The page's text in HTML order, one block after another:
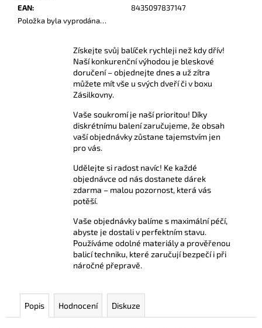
EAN:
8435097837147
Položka byla vyprodána…
Získejte svůj balíček rychleji než kdy dřív!
Naší konkurenční výhodou je bleskové
doručení – objednejte dnes a už zítra
můžete mít vše u svých dveří či v boxu
Zásilkovny.
Vaše soukromí je naší prioritou! Díky
diskrétnímu balení zaručujeme, že obsah
vaší objednávky zůstane tajemstvím jen
pro vás.
Udělejte si radost navíc! Ke každé
objednávce od nás dostanete dárek
zdarma – malou pozornost, která vás
potěší.
Vaše objednávky balíme s maximální péčí,
abyste je dostali v perfektním stavu.
Používáme odolné materiály a prověřenou
balicí techniku, které zaručují bezpečí i při
náročné přepravě.
Popis Hodnocení Diskuze
ML
330